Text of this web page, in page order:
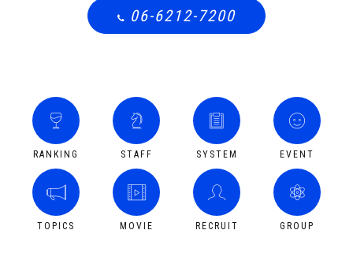
06-6212-7200
RANKING STAFF SYSTEM EVENT
TOPICS MOVIE RECRUIT GROUP